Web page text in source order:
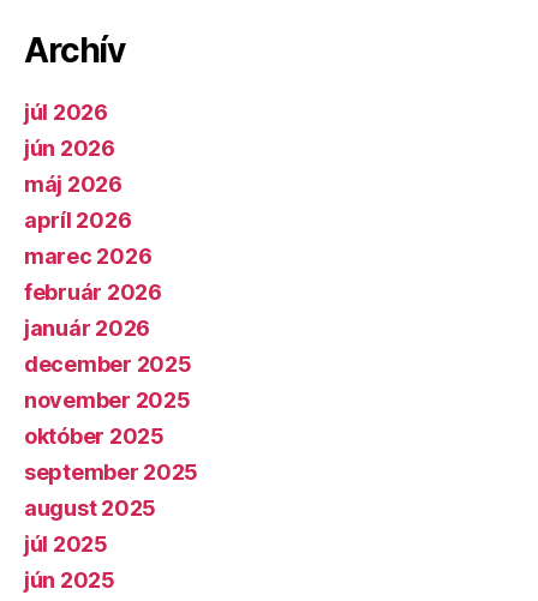
Archív
júl 2026
jún 2026
máj 2026
apríl 2026
marec 2026
február 2026
január 2026
december 2025
november 2025
október 2025
september 2025
august 2025
júl 2025
jún 2025